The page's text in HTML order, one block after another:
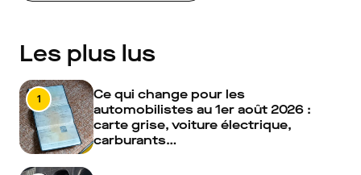
Les plus lus
1
Ce qui change pour les
automobilistes au 1er août 2026 :
carte grise, voiture électrique,
carburants…